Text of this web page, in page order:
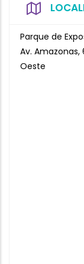
Parque de
Av.
Oeste